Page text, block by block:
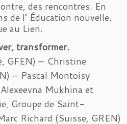
des rencontres. En
de l’ Éducation nouvelle.
au Lien.
transformer.
GFEN) — Christine
— Pascal Montoisy
Mukhina et
Groupe de Saint-
Richard (Suisse, GREN)